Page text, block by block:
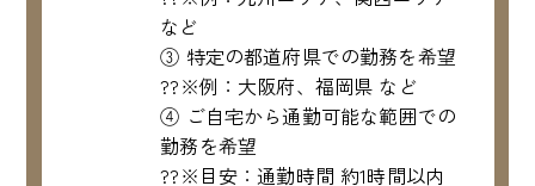
など
③ 特定の都道府県での勤務を希望
??※例：大阪府、福岡県 など
④ ご自宅から通勤可能な範囲での
勤務を希望
??※目安：通勤時間 約1時間以内